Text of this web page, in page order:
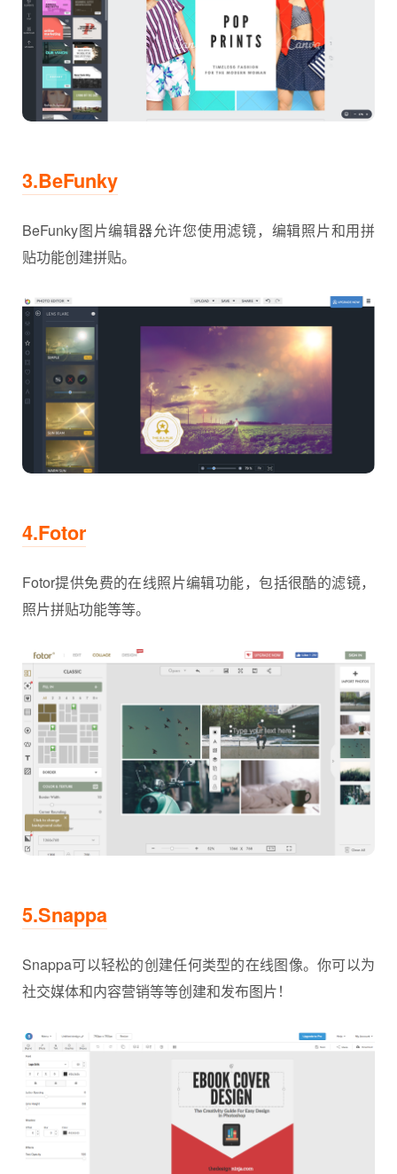
3.BeFunky
BeFunky图片编辑器允许您使用滤镜，编辑照片和用拼
贴功能创建拼贴。
4.Fotor
Fotor提供免费的在线照片编辑功能，包括很酷的滤镜，
照片拼贴功能等等。
5.Snappa
Snappa可以轻松的创建任何类型的在线图像。你可以为
社交媒体和内容营销等等创建和发布图片！